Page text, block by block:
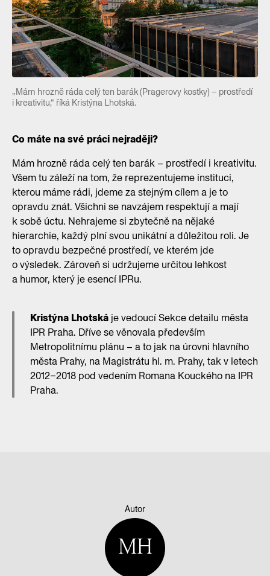
„Mám hrozně ráda celý ten barák (Pragerovy kostky) – prostředí
i kreativitu,“ říká Kristýna Lhotská.
Co máte na své práci nejraději?
Mám hrozně ráda celý ten barák – prostředí i kreativitu.
Všem tu záleží na tom, že reprezentujeme instituci,
kterou máme rádi, jdeme za stejným cílem a je to
opravdu znát. Všichni se navzájem respektují a mají
k sobě úctu. Nehrajeme si zbytečně na nějaké
hierarchie, každý plní svou unikátní a důležitou roli. Je
to opravdu bezpečné prostředí, ve kterém jde
o výsledek. Zároveň si udržujeme určitou lehkost
a humor, který je esencí IPRu.
Kristýna Lhotská je vedoucí Sekce detailu města
IPR Praha. Dříve se věnovala především
Metropolitnímu plánu – a to jak na úrovni hlavního
města Prahy, na Magistrátu hl. m. Prahy, tak v letech
2012–2018 pod vedením Romana Kouckého na IPR
Praha.
Autor
MH